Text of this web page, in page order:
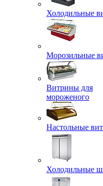
Холодильные
Морозильные
Витрины для
мороженого
Настольные
Холодильные